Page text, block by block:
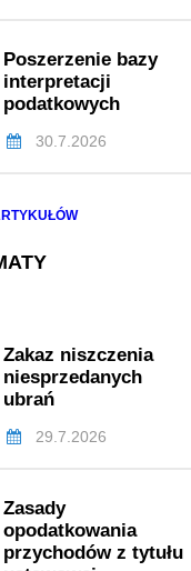
Poszerzenie bazy
interpretacji
podatkowych
30.7.2026
Zakaz niszczenia
niesprzedanych
ubrań
29.7.2026
Zasady
opodatkowania
przychodów z tytułu